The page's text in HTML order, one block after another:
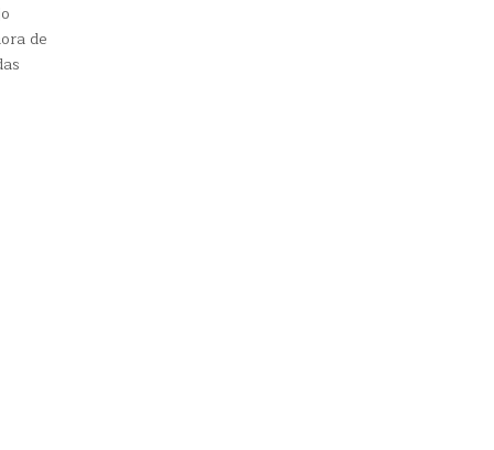
de